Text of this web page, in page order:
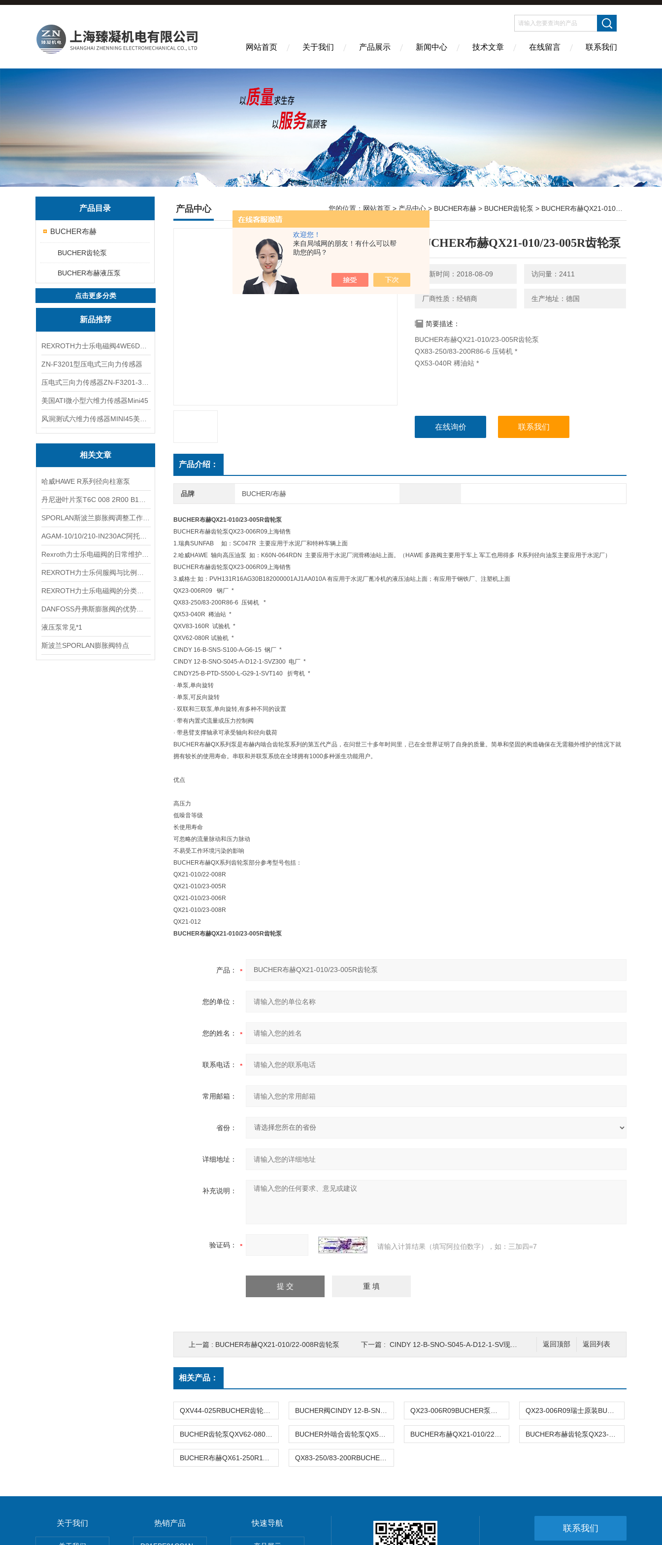
欢迎您！
来自局域网的朋友！有什么可以帮
助您的吗？
网站首页 关于我们 产品展示 新闻中心 技术文章 在线留言 联系我们
产品目录
BUCHER布赫
BUCHER齿轮泵
BUCHER布赫液压泵
点击更多分类
新品推荐
ZN-F3201型压电式三向力传感器
美国ATI微小型六维力传感器Mini45
相关文章
哈威HAWE R系列径向柱塞泵
液压泵常见*1
斯波兰SPORLAN膨胀阀特点
产品中心 您的位置： 网站首页 > 产品中心 > BUCHER布赫 > BUCHER齿轮泵 > BUCHER布赫QX21-010/23-005R齿轮泵
BUCHER布赫QX21-010/23-005R齿轮泵
更新时间：2018-08-09 访问量：2411
厂商性质：经销商 生产地址：德国
简要描述：
BUCHER布赫QX21-010/23-005R齿轮泵
QX83-250/83-200R86-6 压铸机 *
QX53-040R 稀油站 *
在线询价 联系我们
产品介绍：
品牌 BUCHER/布赫
BUCHER布赫QX21-010/23-005R齿轮泵
BUCHER布赫齿轮泵QX23-006R09上海销售
1.瑞典SUNFAB 如：SC047R 主要应用于水泥厂和特种车辆上面
2.哈威HAWE 轴向高压油泵 如：K60N-064RDN 主要应用于水泥厂润滑稀油站上面。（HAWE 多路阀主要用于车上 军工也用得多 R系列径向油泵主要应用于水泥厂）
BUCHER布赫齿轮泵QX23-006R09上海销售
3.威格士 如：PVH131R16AG30B182000001AJ1AA010A 有应用于水泥厂蓖冷机的液压油站上面；有应用于钢铁厂、注塑机上面
QX23-006R09 钢厂 *
QX83-250/83-200R86-6 压铸机 *
QX53-040R 稀油站 *
QXV83-160R 试验机 *
QXV62-080R 试验机 *
CINDY 16-B-SNS-S100-A-G6-15 钢厂 *
CINDY 12-B-SNO-S045-A-D12-1-SVZ300 电厂 *
CINDY25-B-PTD-S500-L-G29-1-SVT140 折弯机 *
· 单泵,单向旋转
· 单泵,可反向旋转
· 双联和三联泵,单向旋转,有多种不同的设置
· 带有内置式流量或压力控制阀
· 带悬臂支撑轴承可承受轴向和径向载荷
BUCHER布赫QX系列泵是布赫内啮合齿轮泵系列的第五代产品，在问世三十多年时间里，已在全世界证明了自身的质量。简单和坚固的构造确保在无需额外维护的情况下就
拥有较长的使用寿命。串联和并联泵系统在全球拥有1000多种派生功能用户。
优点
高压力
低噪音等级
长使用寿命
可忽略的流量脉动和压力脉动
不易受工作环境污染的影响
BUCHER布赫QX系列齿轮泵部分参考型号包括：
QX21-010/22-008R
QX21-010/23-005R
QX21-010/23-006R
QX21-010/23-008R
QX21-012
BUCHER布赫QX21-010/23-005R齿轮泵
产品：
您的单位：
您的姓名：
联系电话：
常用邮箱：
省份：
详细地址：
补充说明：
验证码： 请输入计算结果（填写阿拉伯数字），如：三加四=7
返回列表
返回顶部
上一篇 : BUCHER布赫QX21-010/22-008R齿轮泵 下一篇 : CINDY 12-B-SNO-S045-A-D12-1-SV现货BUCHER
相关产品：
关于我们 热销产品 快速导航
联系我们